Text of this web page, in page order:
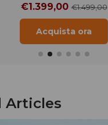
€1.399,00€1.499,00
Acquista ora
Articles